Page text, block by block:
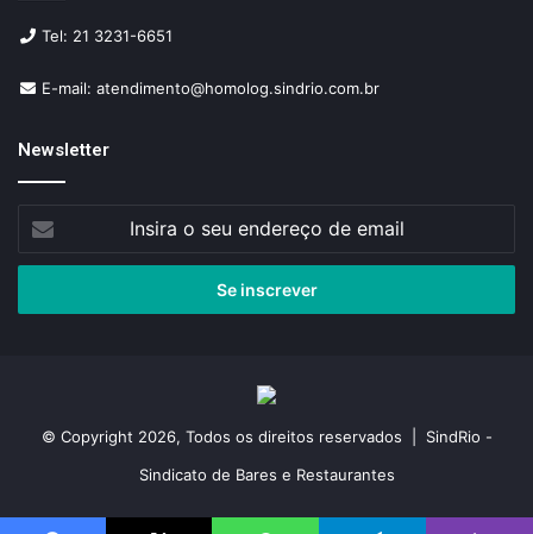
Tel: 21 3231-6651
E-mail: atendimento@homolog.sindrio.com.br
Newsletter
seu
de
© Copyright 2026, Todos os direitos reservados | SindRio -
Sindicato de Bares e Restaurantes